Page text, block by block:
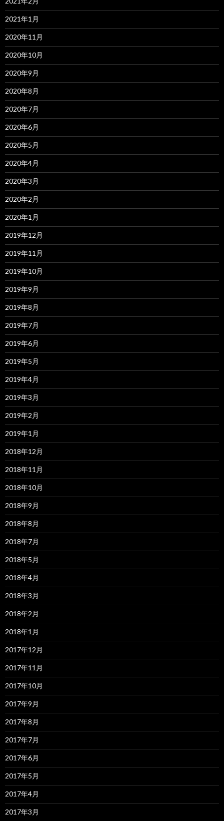
2021年1月
2020年11月
2020年10月
2020年9月
2020年8月
2020年7月
2020年6月
2020年5月
2020年4月
2020年3月
2020年2月
2020年1月
2019年12月
2019年11月
2019年10月
2019年9月
2019年8月
2019年7月
2019年6月
2019年5月
2019年4月
2019年3月
2019年2月
2019年1月
2018年12月
2018年11月
2018年10月
2018年9月
2018年8月
2018年7月
2018年5月
2018年4月
2018年3月
2018年2月
2018年1月
2017年12月
2017年11月
2017年10月
2017年9月
2017年8月
2017年7月
2017年6月
2017年5月
2017年4月
2017年3月